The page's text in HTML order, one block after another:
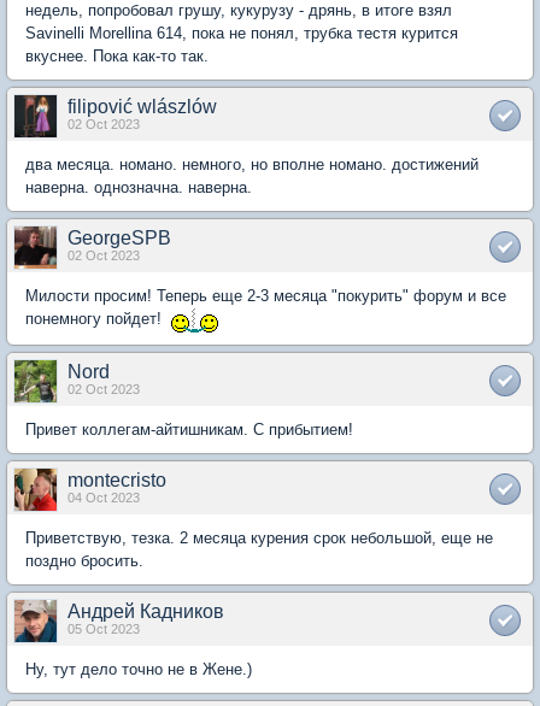
недель, попробовал грушу, кукурузу - дрянь, в итоге взял
Savinelli Morellina 614, пока не понял, трубка тестя курится
вкуснее. Пока как-то так.
filipović wlászlów
02 Oct 2023
два месяца. номано. немного, но вполне номано. достижений
наверна. однозначна. наверна.
GeorgeSPB
02 Oct 2023
Милости просим! Теперь еще 2-3 месяца "покурить" форум и все
понемногу пойдет!
Nord
02 Oct 2023
Привет коллегам-айтишникам. С прибытием!
montecristo
04 Oct 2023
Приветствую, тезка. 2 месяца курения срок небольшой, еще не
поздно бросить.
Андрей Кадников
05 Oct 2023
Ну, тут дело точно не в Жене.)